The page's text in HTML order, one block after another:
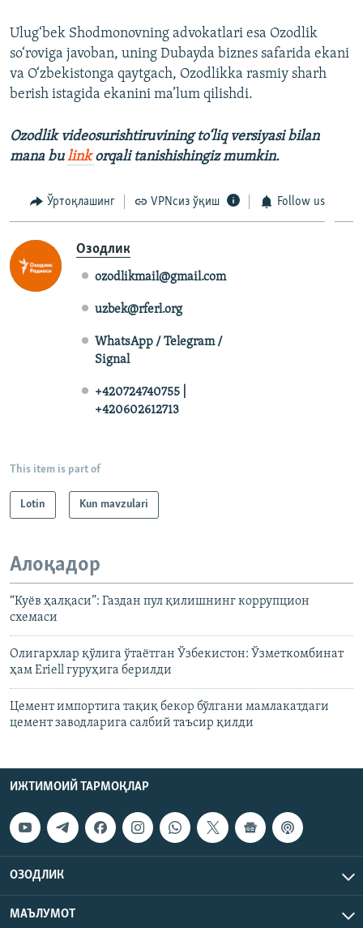
Ulug‘bek Shodmonovning advokatlari esa Ozodlik
so‘roviga javoban, uning Dubayda biznes safarida ekani
va O‘zbekistonga qaytgach, Ozodlikka rasmiy sharh
berish istagida ekanini ma’lum qilishdi.
Ozodlik videosurishtiruvining to‘liq versiyasi bilan
mana bulinkorqali tanishishingiz mumkin.
Ўртоқлашинг VPNсиз ўқиш Follow us
Озодлик
ozodlikmail@gmail.com
uzbek@rferl.org
WhatsApp / Telegram /
Signal
+420724740755 |
+420602612713
This item is part of
Lotin Kun mavzulari
Алоқадор
“Куëв ҳалқаси”: Газдан пул қилишнинг коррупцион
схемаси
Олигархлар қўлига ўтаëтган Ўзбекистон: Ўзметкомбинат
ҳам Eriell гуруҳига берилди
Цемент импортига тақиқ бекор бўлгани мамлакатдаги
цемент заводларига салбий таъсир қилди
ИЖТИМОИЙ ТАРМОҚЛАР
ОЗОДЛИК
МАЪЛУМОТ